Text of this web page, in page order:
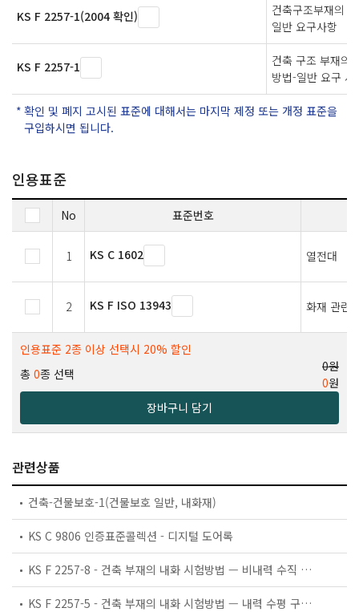
KS F 2257-1(2004 확인)
건축구조부재의
일반 요구사항
KS F 2257-1
건축 구조 부재의
방법-일반 요구 사
확인 및 폐지 고시된 표준에 대해서는 마지막 제정 또는 개정 표준을
구입하시면 됩니다.
인용표준
No 표준번호
1 KS C 1602 열전대
2 KS F ISO 13943 화재 관련
인용표준 2종 이상 선택시 20% 할인
총 0종 선택
0원
0원
장바구니 담기
관련상품
건축-건물보호-1(건물보호 일반, 내화재)
KS C 9806 인증표준콜렉션 - 디지털 도어록
KS F 2257-8 - 건축 부재의 내화 시험방법 — 비내력 수직 구획 부재의 성능 조건
KS F 2257-5 - 건축 부재의 내화 시험방법 — 내력 수평 구획 부재의 성능 조건